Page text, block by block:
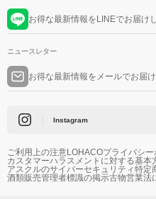
お得な最新情報をLINEでお届け
ニュースレター
お得な最新情報をメールでお届
Instagram
ご利用上の注意LOHACOプライバシー
カスタマーハラスメントに対する基本
アスクルのサイバーセキュリティ特定
酒類販売管理者標識の掲示古物営業法